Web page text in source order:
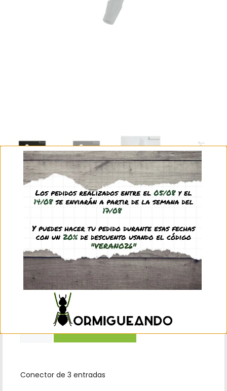
1,99€ (IVA incl.)
Modelo Clear
Add to basket
Conector de 3 entradas